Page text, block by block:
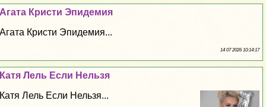
Агата Кристи Эпидемия
Агата Кристи Эпидемия...
14 07 2026 10:14:17
Катя Лель Если Нельзя
Катя Лель Если Нельзя...